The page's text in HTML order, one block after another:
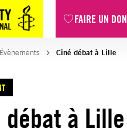
FAIRE UN DON
Évènements Ciné débat à Lille
débat à Lille